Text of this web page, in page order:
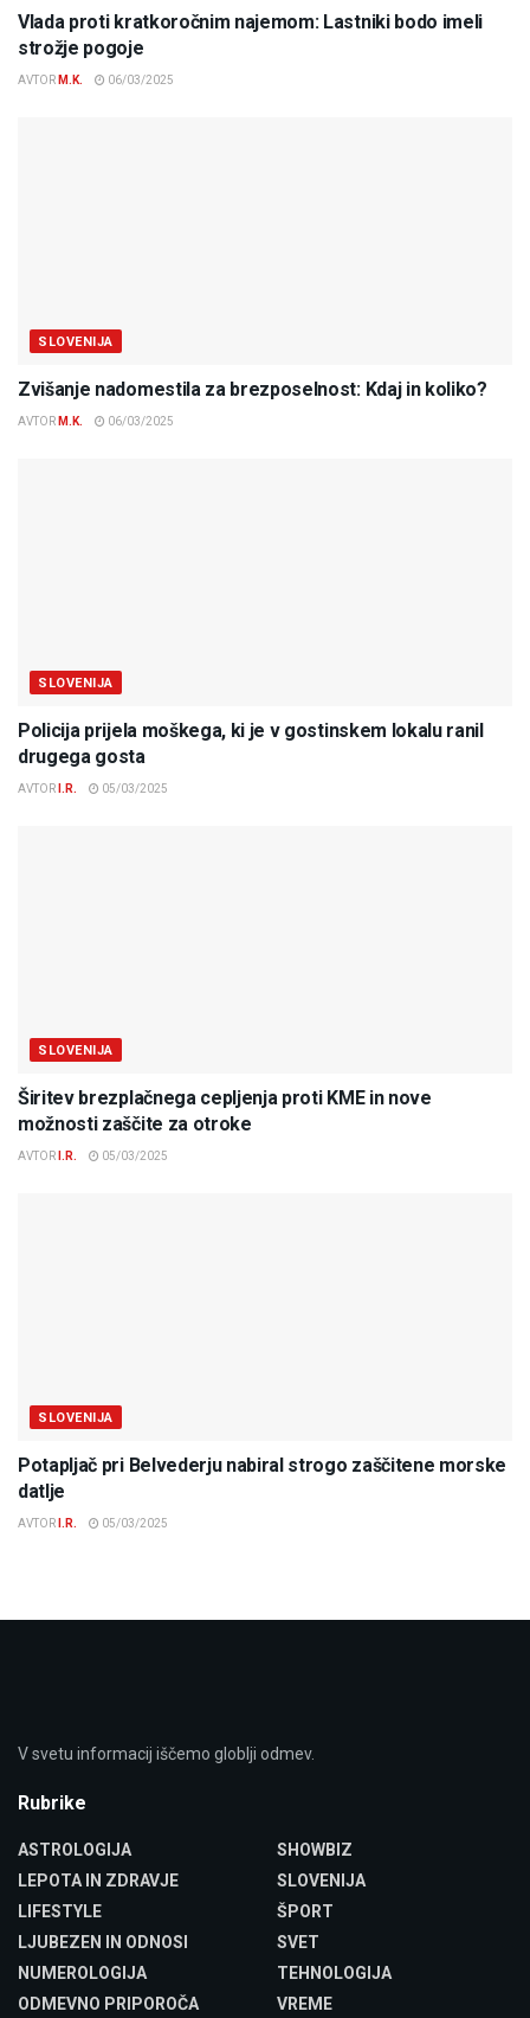
Vlada proti kratkoročnim najemom: Lastniki bodo imeli
strožje pogoje
AVTOR M.K. 06/03/2025
SLOVENIJA
Zvišanje nadomestila za brezposelnost: Kdaj in koliko?
AVTOR M.K. 06/03/2025
SLOVENIJA
Policija prijela moškega, ki je v gostinskem lokalu ranil
drugega gosta
AVTOR I.R. 05/03/2025
SLOVENIJA
Širitev brezplačnega cepljenja proti KME in nove
možnosti zaščite za otroke
AVTOR I.R. 05/03/2025
SLOVENIJA
Potapljač pri Belvederju nabiral strogo zaščitene morske
datlje
AVTOR I.R. 05/03/2025
V svetu informacij iščemo globlji odmev.
Rubrike
ASTROLOGIJA
LEPOTA IN ZDRAVJE
LIFESTYLE
LJUBEZEN IN ODNOSI
NUMEROLOGIJA
ODMEVNO PRIPOROČA
SHOWBIZ
SLOVENIJA
ŠPORT
SVET
TEHNOLOGIJA
VREME